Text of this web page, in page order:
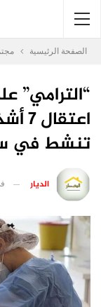
الصفحة الرئيسية
“الترامي”
تنشط في
الديار